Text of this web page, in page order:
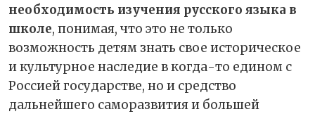
необходимость изучения русского языка в
школе, понимая, что это не только
возможность детям знать свое историческое
и культурное наследие в когда-то едином с
Россией государстве, но и средство
дальнейшего саморазвития и большей